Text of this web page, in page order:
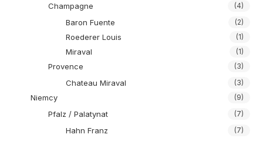
Champagne (4)
Baron Fuente (2)
Roederer Louis (1)
Miraval (1)
Provence (3)
Chateau Miraval (3)
Niemcy (9)
Pfalz / Palatynat (7)
Hahn Franz (7)